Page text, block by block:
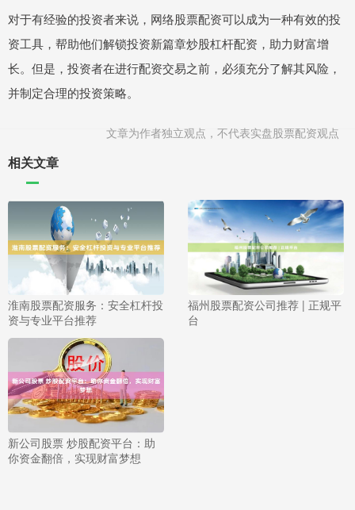
对于有经验的投资者来说，网络股票配资可以成为一种有效的投
资工具，帮助他们解锁投资新篇章炒股杠杆配资，助力财富增
长。但是，投资者在进行配资交易之前，必须充分了解其风险，
并制定合理的投资策略。
文章为作者独立观点，不代表实盘股票配资观点
相关文章
淮南股票配资服务：安全杠杆投
资与专业平台推荐
福州股票配资公司推荐 | 正规平
台
新公司股票 炒股配资平台：助
你资金翻倍，实现财富梦想